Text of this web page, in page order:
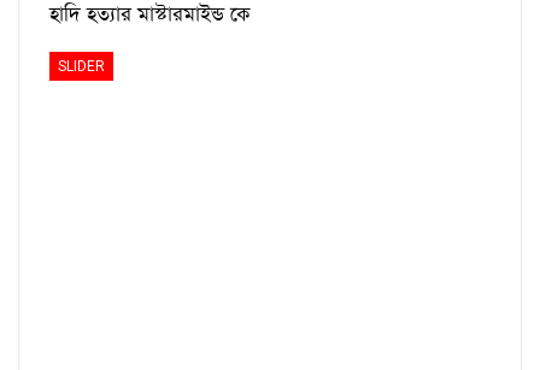
হাদি হত্যার মাস্টারমাইন্ড কে
SLIDER